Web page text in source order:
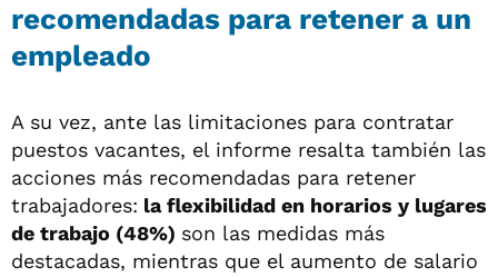
recomendadas para retener a un
empleado
A su vez, ante las limitaciones para contratar
puestos vacantes, el informe resalta también las
acciones más recomendadas para retener
trabajadores: la flexibilidad en horarios y lugares
de trabajo (48%) son las medidas más
destacadas, mientras que el aumento de salario